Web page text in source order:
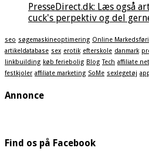
PresseDirect.dk: Læs også
cuck's perpektiv og del
seo søgemaskineoptimering Online
artikeldatabase sex erotik efterskole danmark
linkbuilding køb feriebolig Blog Tech affiliate
festkjoler affiliate marketing SoMe sexlegetøj
Annonce
Find os på Facebook